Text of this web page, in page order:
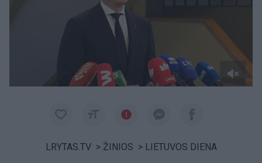
LRYTAS.TV > ŽINIOS > LIETUVOS DIENA